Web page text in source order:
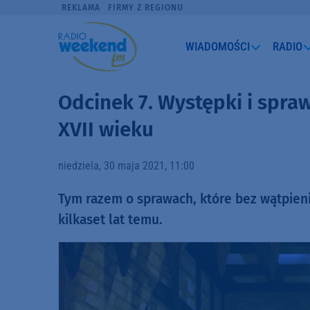
REKLAMA FIRMY Z REGIONU
WIADOMOŚCI RADIO
Odcinek 7. Występki i
XVII wieku
niedziela, 30 maja 2021, 11:00
Tym razem o sprawach, które bez
kilkaset lat temu.